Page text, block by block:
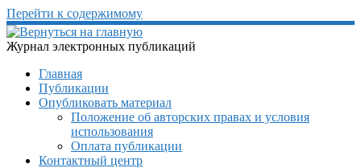
Перейти к содержимому
Журнал электронных публикаций
Главная
Публикации
Опубликовать материал
Положение об авторских правах и условия
использования
Оплата публикации
Контактный центр